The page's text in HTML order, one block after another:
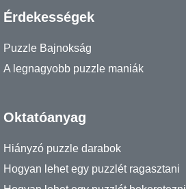
Érdekességek
Puzzle Bajnokság
A legnagyobb puzzle maniák
Oktatóanyag
Hiányzó puzzle darabok
Hogyan lehet egy puzzlét ragasztani